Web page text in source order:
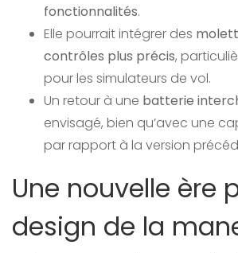
fonctionnalités.
Elle pourrait intégrer des
contrôles plus précis,
pour les simulateurs de vol.
Un retour à une batterie
envisagé, bien qu’avec une
par rapport à la version
Une nouvelle ère
design de la